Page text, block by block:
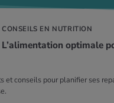
CONSEILS EN NUTRITION
L’ali­men­ta­tion opti­male
et conseils pour planifier ses